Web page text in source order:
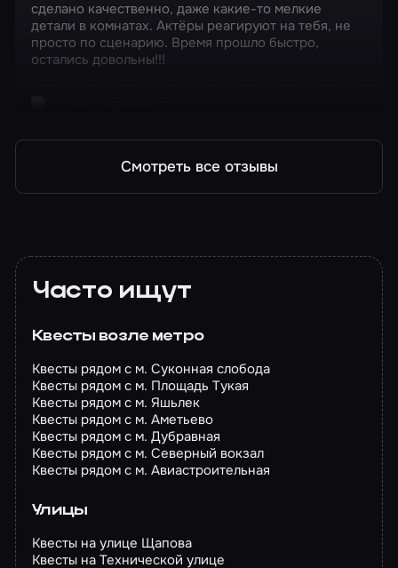
сделано качественно, даже какие-то мелкие
детали в комнатах. Актёры реагируют на тебя, не
просто по сценарию. Время прошло быстро,
остались довольны!!!
Смотреть все отзывы
Часто ищут
Квесты возле метро
Квесты рядом с м. Суконная слобода
Квесты рядом с м. Площадь Тукая
Квесты рядом с м. Яшьлек
Квесты рядом с м. Аметьево
Квесты рядом с м. Дубравная
Квесты рядом с м. Северный вокзал
Квесты рядом с м. Авиастроительная
Улицы
Квесты на улице Щапова
Квесты на Технической улице